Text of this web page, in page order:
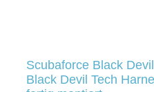
Scubaforce Black
Black Devil Tech